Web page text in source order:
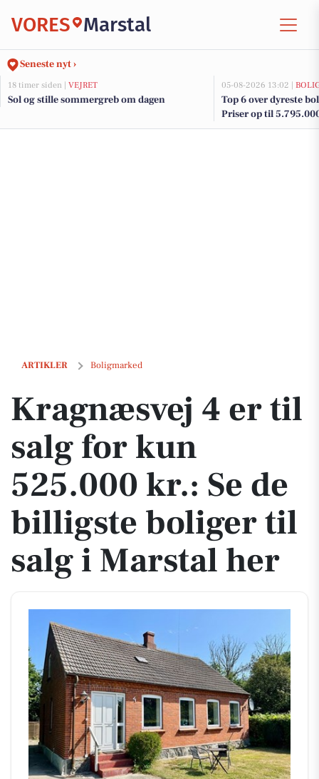
VORES Marstal
Seneste nyt ›
18 timer siden | VEJRET
Sol og stille sommergreb om dagen
05-08-2026 13:02 |
Top 6 over dyreste
Priser op til
ARTIKLER Boligmarked
Kragnæsvej 4 er til salg for kun 525.000 kr.: Se de billigste boliger til
Kragnæsvej 4 er til
salg for kun
525.000 kr.: Se de
billigste boliger til
salg i Marstal her